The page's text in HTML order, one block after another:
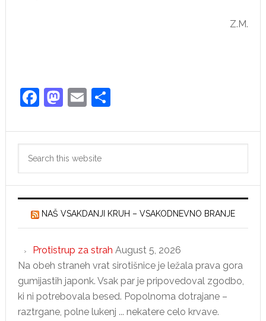
Z.M.
Facebook
Mastodon
EmailShare
Primary
Sidebar
NAŠ VSAKDANJI KRUH – VSAKODNEVNO BRANJE
Protistrup za strah August 5, 2026
Na obeh straneh vrat sirotišnice je ležala prava gora
gumijastih japonk. Vsak par je pripovedoval zgodbo,
ki ni potrebovala besed. Popolnoma dotrajane –
raztrgane, polne lukenj ... nekatere celo krvave.